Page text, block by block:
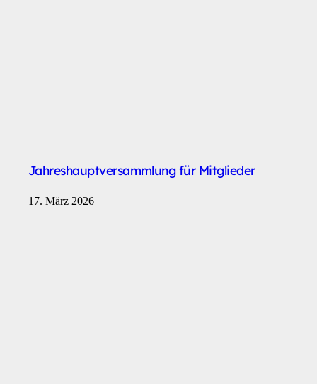
Jahreshauptversammlung für Mitglieder
17. März 2026